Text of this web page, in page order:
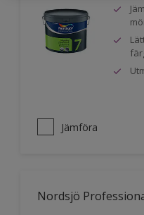
Jämföra
Nordsjö